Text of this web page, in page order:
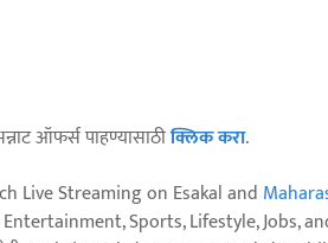
ऑफर्स पाहण्यासाठीक्लिक करा.
Live Streaming on Esakal and
Sports, Lifestyle, Jobs,